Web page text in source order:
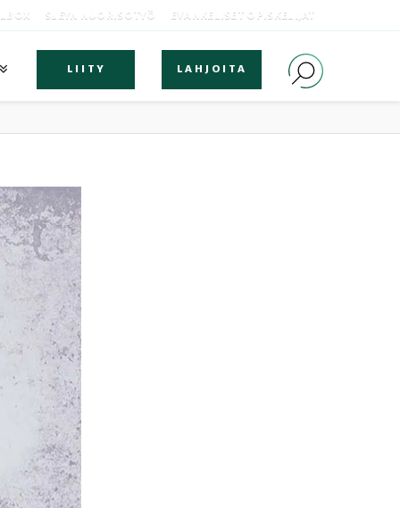
SLEYN NUORISOTYÖ EVANKELISET OPISKELIJAT
LIITY LAHJOITA